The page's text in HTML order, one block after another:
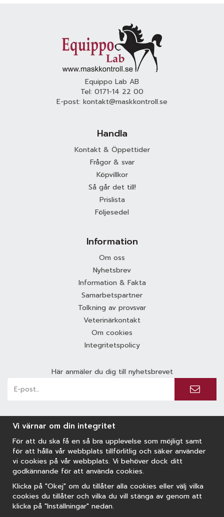
Equippo Lab AB
Tel: 0171-14 22 00
E-post: kontakt@maskkontroll.se
Handla
Kontakt & Öppettider
Frågor & svar
Köpvillkor
Så går det till!
Prislista
Följesedel
Information
Om oss
Nyhetsbrev
Information & Fakta
Samarbetspartner
Tolkning av provsvar
Veterinärkontakt
Om cookies
Integritetspolicy
Här anmäler du dig till nyhetsbrevet
Vi värnar om din integritet
För att du ska få en så bra upplevelse som möjligt samt
för att hålla vår webbplats tillförlitlig och säker använder
vi cookies på vår webbplats. Vi behöver dock ditt
godkännande för att använda cookies.
Klicka på "Okej" om du tillåter alla cookies eller välj vilka
cookies du tillåter och vilka du vill stänga av genom att
klicka på "Inställningar" nedan.